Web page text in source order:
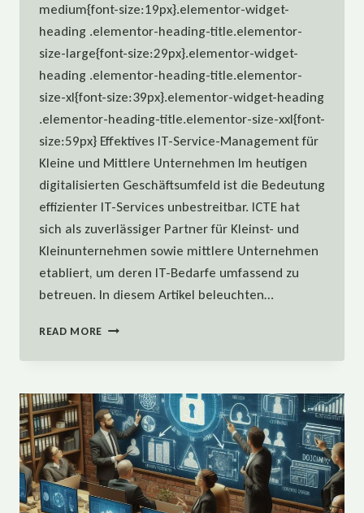
medium{font-size:19px}.elementor-widget-
heading .elementor-heading-title.elementor-
size-large{font-size:29px}.elementor-widget-
heading .elementor-heading-title.elementor-
size-xl{font-size:39px}.elementor-widget-heading
.elementor-heading-title.elementor-size-xxl{font-
size:59px} Effektives IT-Service-Management für
Kleine und Mittlere Unternehmen Im heutigen
digitalisierten Geschäftsumfeld ist die Bedeutung
effizienter IT-Services unbestreitbar. ICTE hat
sich als zuverlässiger Partner für Kleinst- und
Kleinunternehmen sowie mittlere Unternehmen
etabliert, um deren IT-Bedarfe umfassend zu
betreuen. In diesem Artikel beleuchten…
READ MORE EFFEKTIVES
FÜR
KLEINE
UND
MITTLERE
UNTERNEHMEN